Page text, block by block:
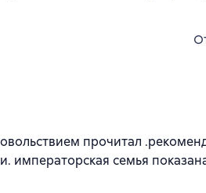
прочитал
императорская семья